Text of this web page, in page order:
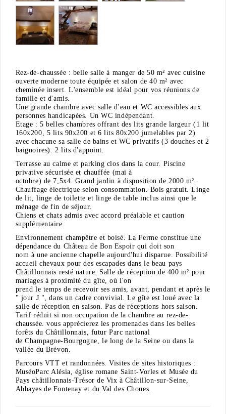
Rez-de-chaussée : belle salle à manger de 50 m² avec cuisine
ouverte moderne toute équipée et salon de 40 m² avec
cheminée insert. L'ensemble est idéal pour vos réunions de
famille et d'amis.
Une grande chambre avec salle d'eau et WC accessibles aux
personnes handicapées. Un WC indépendant.
Etage : 5 belles chambres offrant des lits grande largeur (1 lit
160x200, 5 lits 90x200 et 6 lits 80x200 jumelables par 2)
avec chacune sa salle de bains et WC privatifs (3 douches et 2
baignoires). 2 lits d'appoint.
Terrasse au calme et parking clos dans la cour. Piscine
privative sécurisée et chauffée (mai à
octobre) de 7,5x4. Grand jardin à disposition de 2000 m².
Chauffage électrique selon consommation. Bois gratuit. Linge
de lit, linge de toilette et linge de table inclus ainsi que le
ménage de fin de séjour.
Chiens et chats admis avec accord préalable et caution
supplémentaire.
Environnement champêtre et boisé. La Ferme constitue une
dépendance du Château de Bon Espoir qui doit son
nom à une ancienne chapelle aujourd'hui disparue. Possibilité
accueil chevaux pour des escapades dans le beau pays
Châtillonnais resté nature. Salle de réception de 400 m² pour
mariages à proximité du gîte, où l'on
prend le temps de recevoir ses amis, avant, pendant et après le
" jour J ", dans un cadre convivial. Le gîte est loué avec la
salle de réception en saison. Pas de réceptions hors saison.
Tarif réduit si non occupation de la chambre au rez-de-
chaussée. vous apprécierez les promenades dans les belles
forêts du Châtillonnais, futur Parc national
de Champagne-Bourgogne, le long de la Seine ou dans la
vallée du Brévon.
Parcours VTT et randonnées. Visites de sites historiques :
MuséoParc Alésia, église romane Saint-Vorles et Musée du
Pays châtillonnais-Trésor de Vix à Châtillon-sur-Seine,
Abbayes de Fontenay et du Val des Choues.